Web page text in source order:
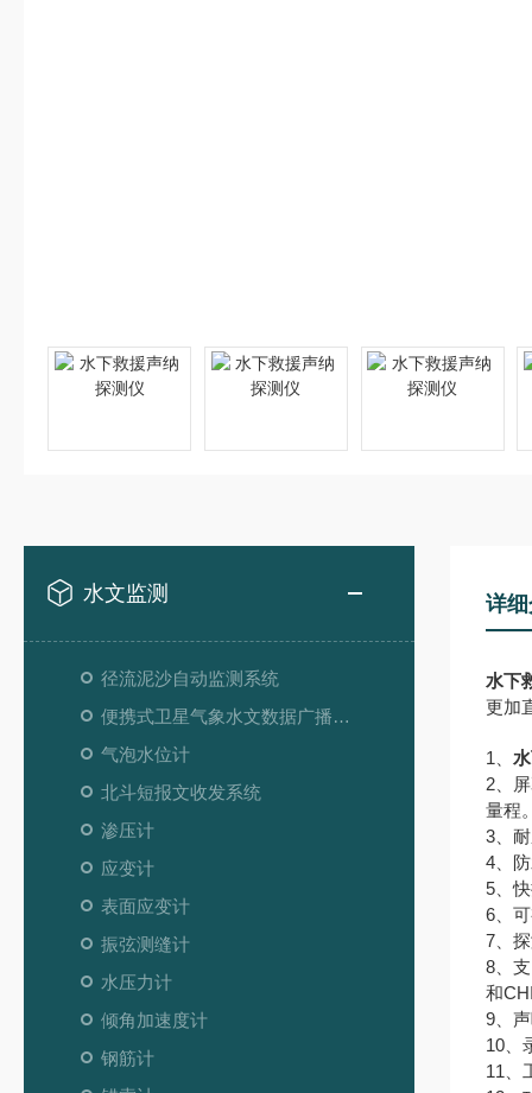
水文监测
径流泥沙自动监测系统
便携式卫星气象水文数据广播接收设备
气泡水位计
北斗短报文收发系统
渗压计
应变计
表面应变计
振弦测缝计
⽔压⼒计
倾角加速度计
钢筋计
详
水下
更加
1、
2、
量程
3、
4、
5、
6、
7、
8、
和
9、
10、
11、